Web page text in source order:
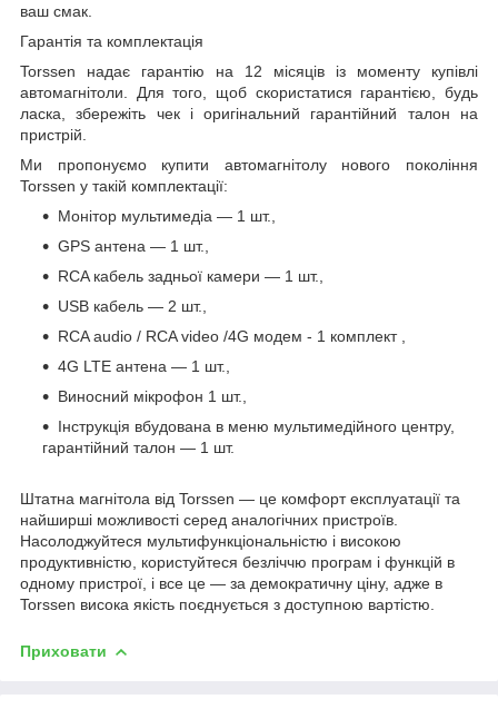
ваш смак.
Гарантія та комплектація
Torssen надає гарантію на 12 місяців із моменту купівлі
автомагнітоли. Для того, щоб скористатися гарантією, будь
ласка, збережіть чек і оригінальний гарантійний талон на
пристрій.
Ми пропонуємо купити автомагнітолу нового покоління
Torssen у такій комплектації:
Монітор мультимедіа — 1 шт.,
GPS антена — 1 шт.,
RCA кабель задньої камери — 1 шт.,
USB кабель — 2 шт.,
RCA audio / RCA video /4G модем - 1 комплект
4G LTE антена — 1 шт.,
Виносний мікрофон 1 шт.,
Інструкція вбудована в меню мультимедійного центру,
гарантійний талон — 1 шт.
Штатна магнітола від Torssen — це комфорт експлуатації та
найширші можливості серед аналогічних пристроїв.
Насолоджуйтеся мультифункціональністю і високою
продуктивністю, користуйтеся безліччю програм і функцій в
одному пристрої, і все це — за демократичну ціну, адже в
Torssen висока якість поєднується з доступною вартістю.
Приховати